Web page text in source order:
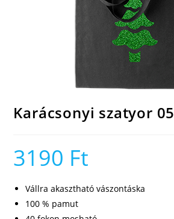
Karácsonyi szatyor 05
3190 Ft
Vállra akasztható vászontáska
100 % pamut